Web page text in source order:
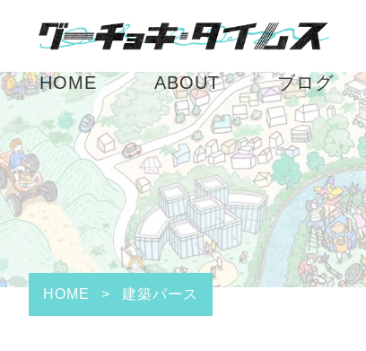
HOME ABOUT ブログ
HOME > 建築パース